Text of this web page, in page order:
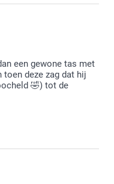
bestelling naar wens
een volgende keer
een gewone tas met
toen deze zag dat hij
🤣) tot de